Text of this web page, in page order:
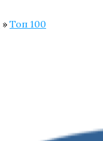
» Топ 100